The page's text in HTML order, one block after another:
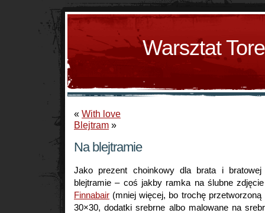
Warsztat
« With love
Blejtram »
Na blejtramie
Jako prezent choinkowy dla brata i bratowej
blejtramie – coś jakby ramka na ślubne
Finnabair (mniej więcej, bo trochę
30×30, dodatki srebrne albo malowane na